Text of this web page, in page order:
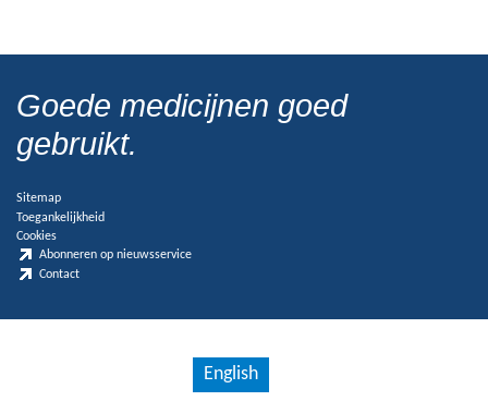
Goede medicijnen goed
gebruikt.
Sitemap
Toegankelijkheid
Cookies
Abonneren op nieuwsservice
Contact
English